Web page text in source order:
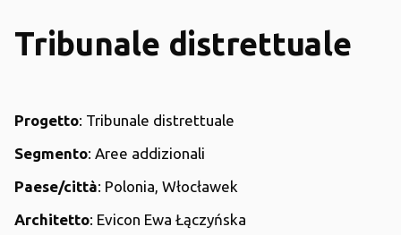
Tribunale distrettuale
Progetto: Tribunale distrettuale
Segmento: Aree addizionali
Paese/città: Polonia, Włocławek
Architetto: Evicon Ewa Łączyńska